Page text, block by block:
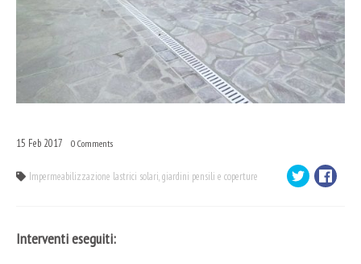
15 Feb 2017 0 Comments
Impermeabilizzazione lastrici solari, giardini pensili e coperture
Interventi eseguiti: